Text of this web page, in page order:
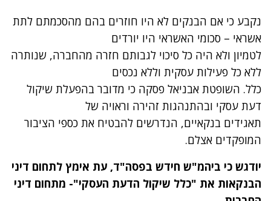
נקבע כי אם הבנקים לא היו חוזרים בהם מהסכמתם לתת
אשראי – סכומי האשראי היו יורדים
לטמיון ולא היה כל סיכוי לגבותם חזרה מהחברה, שנותרה
ללא כל פעילות עסקית וללא נכסים
כלל. השופטת אבניאל פסקה כי מדובר בהפעלת שיקול
דעת עסקי ובהתנהגות זהירה וראויה של
תאגידים בנקאיים, הנדרשים להבטיח את כספי הציבור
המופקדים אצלם.
יודגש כי ביהמ"ש חידש בפסה"ד, עת אימץ לתחום דיני
הבנקאות את "כלל שיקול הדעת העסקי"- מתחום דיני